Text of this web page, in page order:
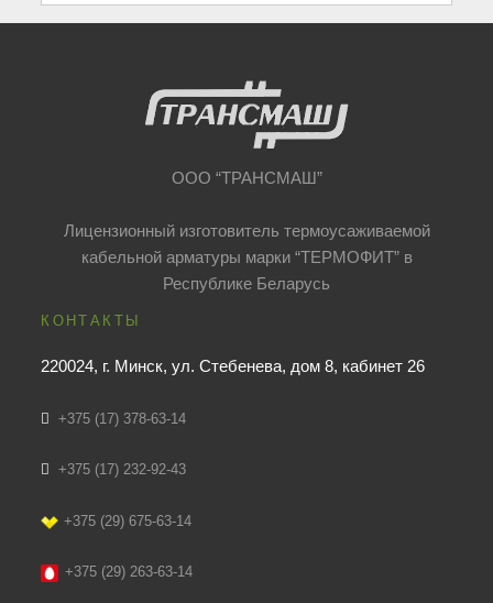
ООО “ТРАНСМАШ”
Лицензионный изготовитель термоусаживаемой
кабельной арматуры марки “ТЕРМОФИТ” в
Республике Беларусь
КОНТАКТЫ
220024, г. Минск, ул. Стебенева, дом 8, кабинет 26
+375 (17) 378-63-14
+375 (17) 232-92-43
+375 (29) 675-63-14
+375 (29) 263-63-14